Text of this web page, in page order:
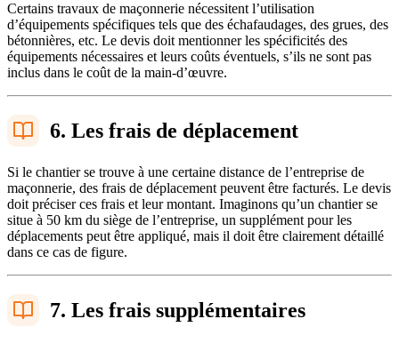
Certains travaux de maçonnerie nécessitent l’utilisation
d’équipements spécifiques tels que des échafaudages, des grues, des
bétonnières, etc. Le devis doit mentionner les spécificités des
équipements nécessaires et leurs coûts éventuels, s’ils ne sont pas
inclus dans le coût de la main-d’œuvre.
6. Les frais de déplacement
Si le chantier se trouve à une certaine distance de l’entreprise de
maçonnerie, des frais de déplacement peuvent être facturés. Le devis
doit préciser ces frais et leur montant. Imaginons qu’un chantier se
situe à 50 km du siège de l’entreprise, un supplément pour les
déplacements peut être appliqué, mais il doit être clairement détaillé
dans ce cas de figure.
7. Les frais supplémentaires